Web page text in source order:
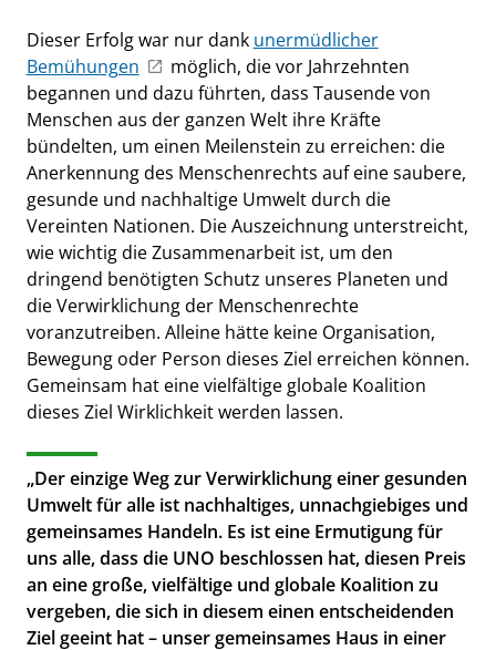
Dieser Erfolg war nur dank unermüdlicher
Bemühungen
möglich, die vor Jahrzehnten
begannen und dazu führten, dass Tausende von
Menschen aus der ganzen Welt ihre Kräfte
bündelten, um einen Meilenstein zu erreichen: die
Anerkennung des Menschenrechts auf eine saubere,
gesunde und nachhaltige Umwelt durch die
Vereinten Nationen. Die Auszeichnung unterstreicht,
wie wichtig die Zusammenarbeit ist, um den
dringend benötigten Schutz unseres Planeten und
die Verwirklichung der Menschenrechte
voranzutreiben. Alleine hätte keine Organisation,
Bewegung oder Person dieses Ziel erreichen können.
Gemeinsam hat eine vielfältige globale Koalition
dieses Ziel Wirklichkeit werden lassen.
„Der einzige Weg zur Verwirklichung einer gesunden
Umwelt für alle ist nachhaltiges, unnachgiebiges und
gemeinsames Handeln. Es ist eine Ermutigung für
uns alle, dass die UNO beschlossen hat, diesen Preis
an eine große, vielfältige und globale Koalition zu
vergeben, die sich in diesem einen entscheidenden
Ziel geeint hat – unser gemeinsames Haus in einer